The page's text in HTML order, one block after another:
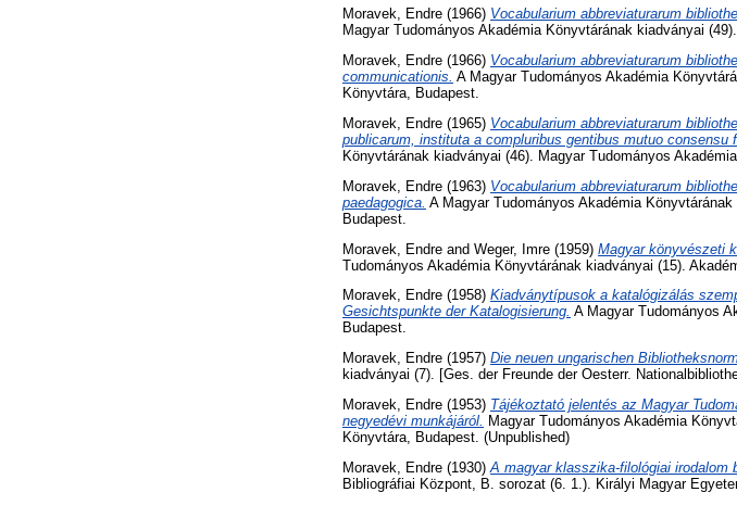
Moravek, Endre (1966) Vocabularium abbreviaturarum
Magyar Tudományos Akadémia Könyvtárának kiadványai
Moravek, Endre (1966) Vocabularium abbreviaturarum
communicationis. A Magyar Tudományos Akadémia
Könyvtára, Budapest.
Moravek, Endre (1965) Vocabularium abbreviaturarum
publicarum, instituta a compluribus gentibus mutuo consensu
Könyvtárának kiadványai (46). Magyar Tudományos
Moravek, Endre (1963) Vocabularium abbreviaturarum
paedagogica. A Magyar Tudományos Akadémia
Budapest.
Moravek, Endre and Weger, Imre (1959) Magyar könyvészeti
Tudományos Akadémia Könyvtárának kiadványai (15).
Moravek, Endre (1958) Kiadványtípusok a katalógizálás
Gesichtspunkte der Katalogisierung. A Magyar Tudományos
Budapest.
Moravek, Endre (1957) Die neuen ungarischen
kiadványai (7). [Ges. der Freunde der Oesterr.
Moravek, Endre (1953) Tájékoztató jelentés az Magyar
negyedévi munkájáról.
Magyar Tudományos Akadémia
Könyvtára, Budapest. (Unpublished)
Moravek, Endre (1930) A magyar klasszika-filológiai irodalom
Bibliográfiai Központ, B. sorozat (6. 1.). Királyi Magyar